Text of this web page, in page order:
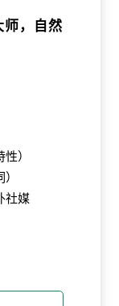
师，自然
）
社媒